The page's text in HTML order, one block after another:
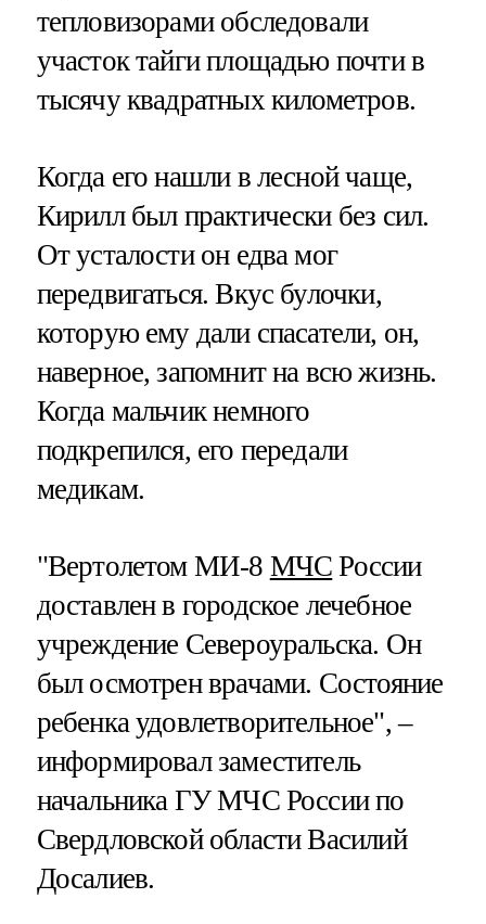
тепловизорами обследовали
участок тайги площадью почти в
тысячу квадратных километров.
Когда его нашли в лесной чаще,
Кирилл был практически без сил.
От усталости он едва мог
передвигаться. Вкус булочки,
которую ему дали спасатели, он,
наверное, запомнит на всю жизнь.
Когда мальчик немного
подкрепился, его передали
медикам.
"Вертолетом МИ-8 МЧС России
доставлен в городское лечебное
учреждение Североуральска. Он
был осмотрен врачами. Состояние
ребенка удовлетворительное", –
информировал заместитель
начальника ГУ МЧС России по
Свердловской области Василий
Досалиев.